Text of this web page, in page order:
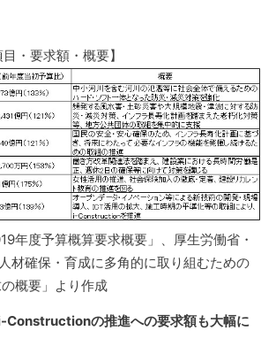
・要求額・概要】
年度予算概算要求概要」、厚生労働省・
材確保・育成に多角的に取り組むための
概要」より作成
Constructionの推進への要求額も大幅に